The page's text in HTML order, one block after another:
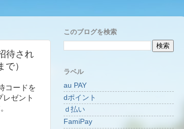
待され
）
コードを
レゼント
このブログを検索
ラベル
au PAY
dポイント
ｄ払い
FamiPay